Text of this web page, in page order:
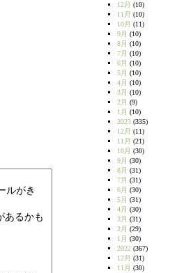
12月 (10)
11月 (10)
10月 (11)
9月 (10)
8月 (10)
7月 (10)
6月 (10)
5月 (10)
4月 (10)
3月 (10)
2月 (9)
1月 (10)
2023 (335)
12月 (11)
11月 (21)
10月 (30)
9月 (30)
8月 (31)
7月 (31)
6月 (30)
5月 (31)
4月 (30)
3月 (31)
2月 (29)
1月 (30)
2022 (367)
12月 (31)
11月 (30)